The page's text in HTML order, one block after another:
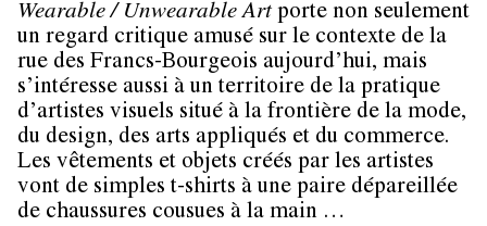
Wearable / Unwearable Artporte non seulement
un regard critique amusé sur le contexte de la
rue des Francs-Bourgeois aujourd’hui, mais
s’intéresse aussi à un territoire de la pratique
d’artistes visuels situé à la frontière de la mode,
du design, des arts appliqués et du commerce.
Les vêtements et objets créés par les artistes
vont de simples t-shirts à une paire dépareillée
de chaussures cousues à la main …